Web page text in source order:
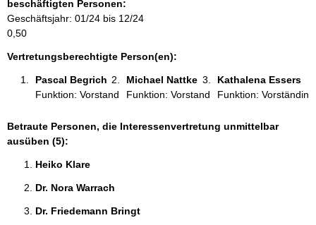
m
a
t
i
:
beschäftigten Personen:
Geschäftsjahr: 01/24 bis 12/24
0,50
Vertretungsberechtigte Person(en):
Pascal Begrich
Funktion: Vorstand
Michael Nattke
Funktion: Vorstand
Kathalena Essers
Funktion: Vorständin
Betraute Personen, die Interessenvertretung unmittelbar
ausüben (5):
Heiko Klare
Dr. Nora Warrach
Dr. Friedemann Bringt